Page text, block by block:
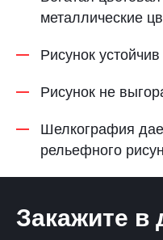
металлические
Рисунок
Рисунок не
Шелкография
рельефного
Закажите в